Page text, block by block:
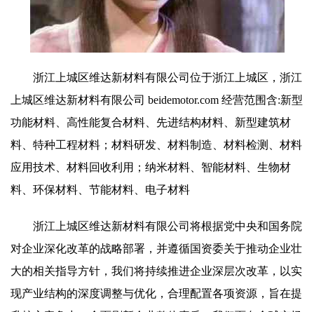
浙江上城区维达新材料有限公司位于浙江上城区，浙江
上城区维达新材料有限公司 beidemotor.com 经营范围含:新型
功能材料、高性能复合材料、先进结构材料、新型建筑材
料、特种工程材料；材料研发、材料制造、材料检测、材料
应用技术、材料回收利用；纳米材料、智能材料、生物材
料、环保材料、节能材料、电子材料
浙江上城区维达新材料有限公司将根据党中央和国务院
对企业深化改革的战略部署，并遵循国资委关于推动企业壮
大的相关指导方针，我们将持续推进企业深层次改革，以实
现产业结构的深度调整与优化，合理配置各项资源，旨在提